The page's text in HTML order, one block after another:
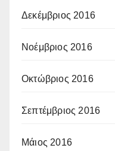
Δεκέμβριος 2016
Νοέμβριος 2016
Οκτώβριος 2016
Σεπτέμβριος 2016
Μάιος 2016